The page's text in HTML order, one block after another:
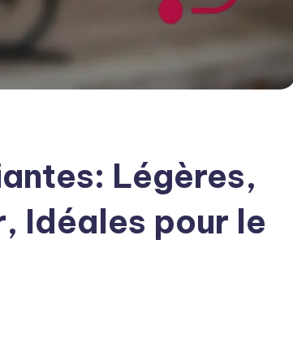
Légères,
Idéales pour le